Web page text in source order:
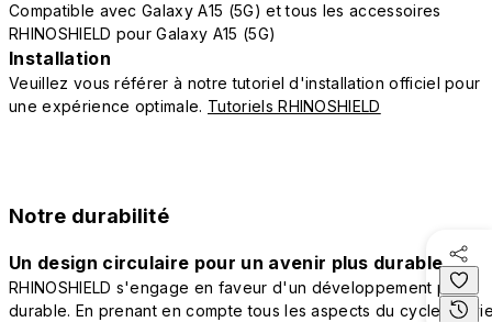
Compatible avec Galaxy A15 (5G) et tous les accessoires
RHINOSHIELD pour Galaxy A15 (5G)
Installation
Veuillez vous référer à notre tutoriel d'installation officiel pour
une expérience optimale. Tutoriels RHINOSHIELD
Notre durabilité
Un design circulaire pour un avenir plus durable
RHINOSHIELD s'engage en faveur d'un développement plus
durable. En prenant en compte tous les aspects du cycle de